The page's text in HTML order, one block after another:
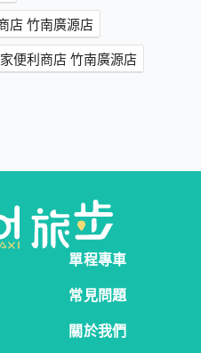
店 竹南廣源店
便利商店 竹南廣源店
單程專車
常見問題
關於我們